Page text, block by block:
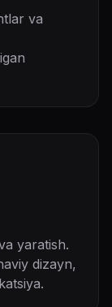
va
yaratish.
dizayn,